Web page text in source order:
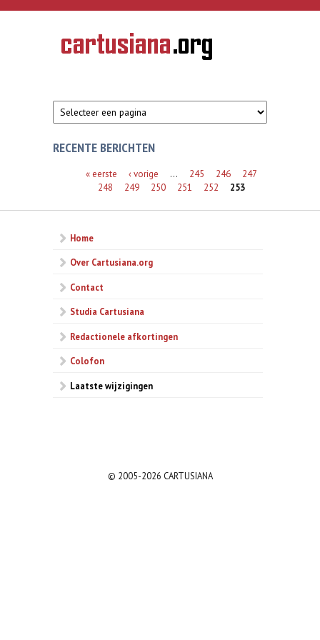
Overslaan en naar de inhoud gaan
CARTUSIANA
Geschiedenis
van de
RECENTE BERICHTEN
Pagina's« eerste ‹ vorige … 245 246
247
248
249 250 251 252 253
Home
Over Cartusiana.org
Contact
Studia Cartusiana
Redactionele afkortingen
Colofon
Laatste wijzigingen
© 2005-2026 CARTUSIANA